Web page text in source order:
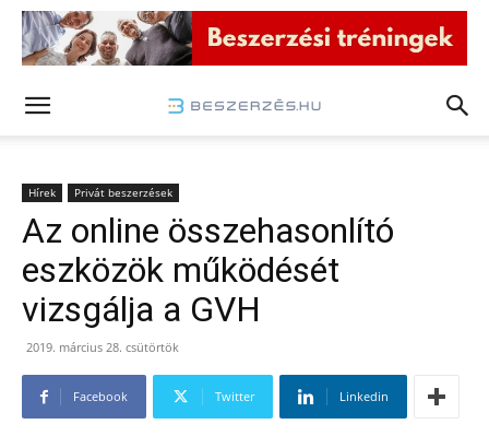
Hírek Privát beszerzések
Az online összehasonlító
eszközök működését
vizsgálja a GVH
2019. március 28. csütörtök
Facebook Twitter Linkedin